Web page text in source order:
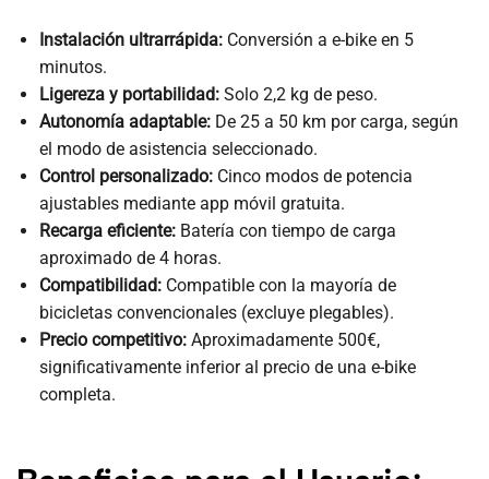
Instalación ultrarrápida:Conversión a e-bike en 5
minutos.
Ligereza y portabilidad:Solo 2,2 kg de peso.
Autonomía adaptable:De 25 a 50 km por carga, según
el modo de asistencia seleccionado.
Control personalizado:Cinco modos de potencia
ajustables mediante app móvil gratuita.
Recarga eficiente:Batería con tiempo de carga
aproximado de 4 horas.
Compatibilidad:Compatible con la mayoría de
bicicletas convencionales (excluye plegables).
Precio competitivo:Aproximadamente 500€,
significativamente inferior al precio de una e-bike
completa.